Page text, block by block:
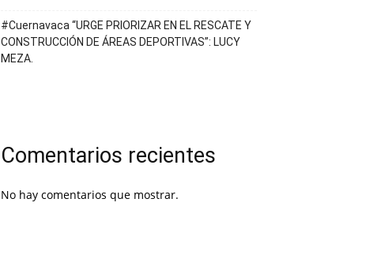
#Cuernavaca “URGE PRIORIZAR EN EL RESCATE Y
CONSTRUCCIÓN DE ÁREAS DEPORTIVAS”: LUCY
MEZA.
Comentarios recientes
No hay comentarios que mostrar.